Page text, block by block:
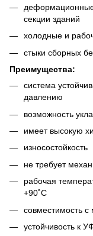
секции зданий
холодные и
стыки сборных
Преимущества:
система
давлению
возможность
имеет высокую
износостойкость
не требует
рабочая
+90˚С
совместимость
устойчивость к